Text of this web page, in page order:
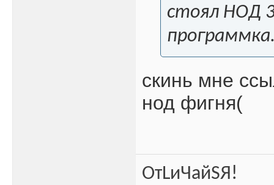
стоял НОД
скинь мне
нод фигня(
ОтLиЧайSЯ!